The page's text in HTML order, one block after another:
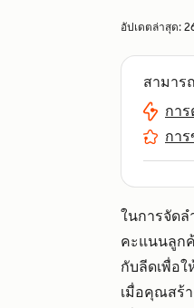
อัปเดตล่าสุด:
สามาร
กา
กา
ในการจัด
คะแนนลูก
กับลีดเพื่อ
เมื่อคุณสร้